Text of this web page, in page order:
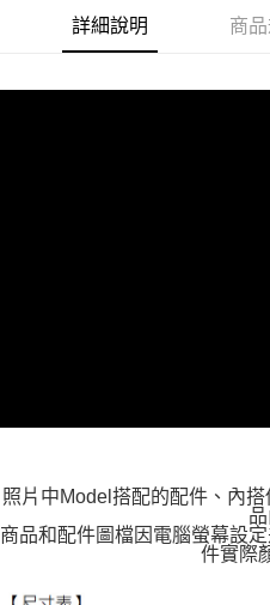
每筆NT$100，滿NT$599(含以上)
每筆NT$120
詳細說明 商
照片中Model搭配的配件、內
商品和配件圖檔因電腦螢幕設
件實際